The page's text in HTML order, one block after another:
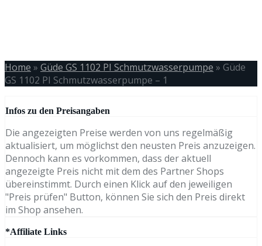
Home » Güde GS 1102 PI Schmutzwasserpumpe » Güde
GS 1102 PI Schmutzwasserpumpe – 1
Infos zu den Preisangaben
Die angezeigten Preise werden von uns regelmäßig
aktualisiert, um möglichst den neusten Preis anzuzeigen.
Dennoch kann es vorkommen, dass der aktuell
angezeigte Preis nicht mit dem des Partner Shops
übereinstimmt. Durch einen Klick auf den jeweiligen
"Preis prüfen" Button, können Sie sich den Preis direkt
im Shop ansehen.
*Affiliate Links